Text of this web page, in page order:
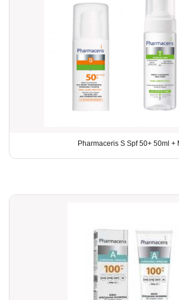
Pharmaceris S Spf 50+ 50ml +